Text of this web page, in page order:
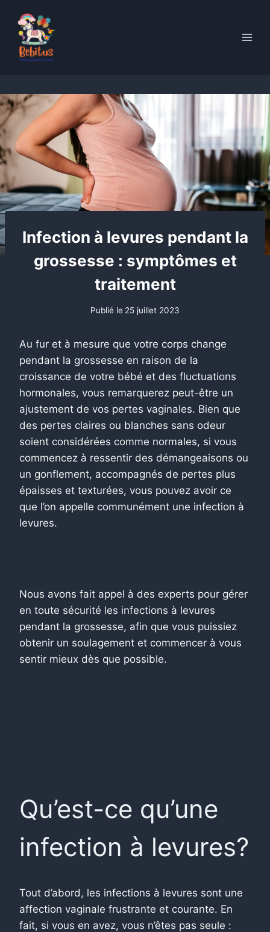
content
Infection à levures pendant la
grossesse : symptômes et
traitement
Publié le 25 juillet 2023
Au fur et à mesure que votre corps change
pendant la grossesse en raison de la
croissance de votre bébé et des fluctuations
hormonales, vous remarquerez peut-être un
ajustement de vos pertes vaginales. Bien que
des pertes claires ou blanches sans odeur
soient considérées comme normales, si vous
commencez à ressentir des démangeaisons ou
un gonflement, accompagnés de pertes plus
épaisses et texturées, vous pouvez avoir ce
que l’on appelle communément une infection à
levures.
Nous avons fait appel à des experts pour gérer
en toute sécurité les infections à levures
pendant la grossesse, afin que vous puissiez
obtenir un soulagement et commencer à vous
sentir mieux dès que possible.
Qu’est-ce qu’une
infection à levures?
Tout d’abord, les infections à levures sont une
affection vaginale frustrante et courante. En
fait, si vous en avez, vous n’êtes pas seule :